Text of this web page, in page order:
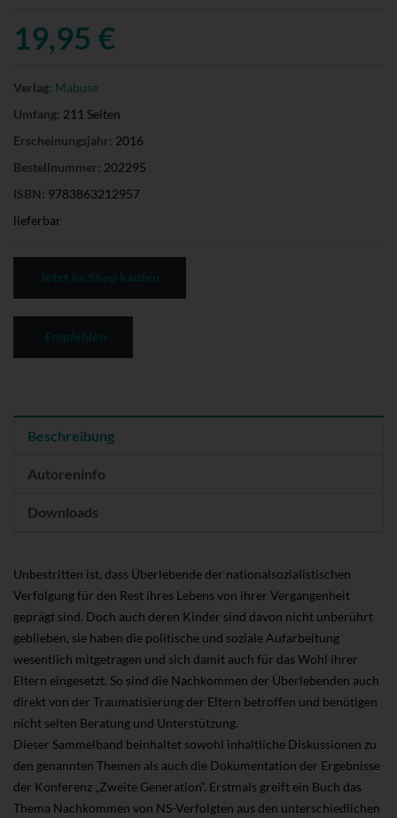
19,95 €
Verlag: Mabuse
Umfang: 211 Seiten
Erscheinungsjahr: 2016
Bestellnummer: 202295
ISBN: 9783863212957
lieferbar
Beschreibung
Autoreninfo
Downloads
Unbestritten ist, dass Überlebende der nationalsozialistischen
Verfolgung für den Rest ihres Lebens von ihrer Vergangenheit
geprägt sind. Doch auch deren Kinder sind davon nicht unberührt
geblieben, sie haben die politische und soziale Aufarbeitung
wesentlich mitgetragen und sich damit auch für das Wohl ihrer
Eltern eingesetzt. So sind die Nachkommen der Überlebenden auch
direkt von der Traumatisierung der Eltern betroffen und benötigen
nicht selten Beratung und Unterstützung.
Dieser Sammelband beinhaltet sowohl inhaltliche Diskussionen zu
den genannten Themen als auch die Dokumentation der Ergebnisse
der Konferenz „Zweite Generation“. Erstmals greift ein Buch das
Thema Nachkommen von NS-Verfolgten aus den unterschiedlichen